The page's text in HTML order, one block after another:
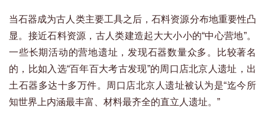
当石器成为古人类主要工具之后，石料资源分布地重要性凸
显。接近石料资源，古人类建造起大大小小的“中心营地”。
一些长期活动的营地遗址，发现石器数量众多。比较著名
的，比如入选“百年百大考古发现”的周口店北京人遗址，出
土石器多达十多万件。周口店北京人遗址被认为是“迄今所
知世界上内涵最丰富、材料最齐全的直立人遗址。”